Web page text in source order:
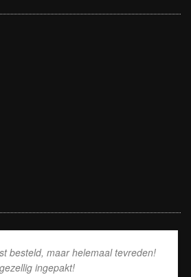
besteld, maar helemaal tevreden!
ingepakt!